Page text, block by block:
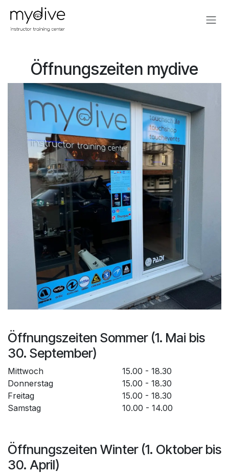
Zum Inhalt springen
Öffnungszeiten mydive
Öffnungszeiten Sommer (1. Mai bis
30. September)
Mittwoch
Donnerstag
Freitag
Samstag
15.00 - 18.30
15.00 - 18.30
15.00 - 18.30
10.00 - 14.00
Öffnungszeiten Winter (1. Oktober bis
30. April)